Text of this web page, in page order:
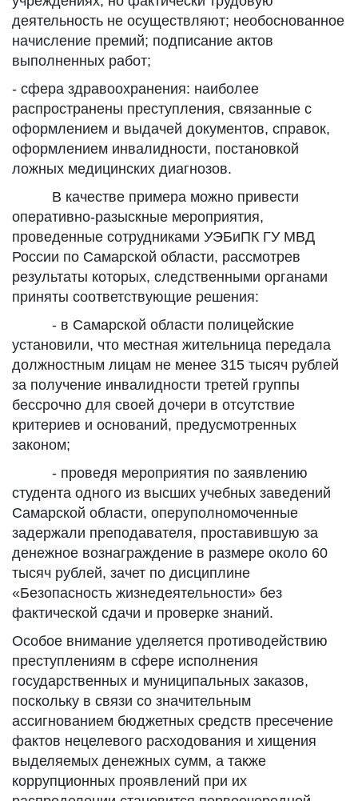
деятельность не осуществляют; необоснованное
начисление премий; подписание актов
выполненных работ;
- сфера здравоохранения: наиболее
распространены преступления, связанные с
оформлением и выдачей документов, справок,
оформлением инвалидности, постановкой
ложных медицинских диагнозов.
В качестве примера можно привести
оперативно-разыскные мероприятия,
проведенные сотрудниками УЭБиПК ГУ МВД
России по Самарской области, рассмотрев
результаты которых, следственными органами
приняты соответствующие решения:
- в Самарской области полицейские
установили, что местная жительница передала
должностным лицам не менее 315 тысяч рублей
за получение инвалидности третей группы
бессрочно для своей дочери в отсутствие
критериев и оснований, предусмотренных
законом;
- проведя мероприятия по заявлению
студента одного из высших учебных заведений
Самарской области, оперуполномоченные
задержали преподавателя, проставившую за
денежное вознаграждение в размере около 60
тысяч рублей, зачет по дисциплине
«Безопасность жизнедеятельности» без
фактической сдачи и проверке знаний.
Особое внимание уделяется противодействию
преступлениям в сфере исполнения
государственных и муниципальных заказов,
поскольку в связи со значительным
ассигнованием бюджетных средств пресечение
фактов нецелевого расходования и хищения
выделяемых денежных сумм, а также
коррупционных проявлений при их